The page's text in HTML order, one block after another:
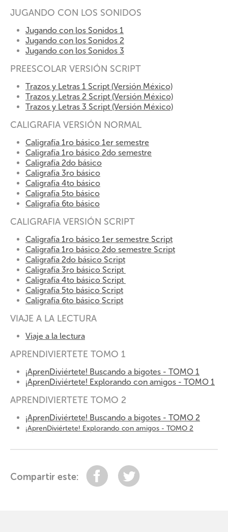
JUGANDO CON LOS SONIDOS
Jugando con los Sonidos 1
Jugando con los Sonidos 2
Jugando con los Sonidos 3
PREESCOLAR VERSIÓN SCRIPT
Trazos y Letras 1 Script (Versión México)
Trazos y Letras 2 Script (Versión México)
Trazos y Letras 3 Script (Versión México)
CALIGRAFIA VERSIÓN NORMAL
Caligrafía 1ro básico 1er semestre
Caligrafía 1ro básico 2do semestre
Caligrafía 2do básico
Caligrafía 3ro básico
Caligrafía 4to básico
Caligrafía 5to básico
Caligrafía 6to básico
CALIGRAFIA VERSIÓN SCRIPT
Caligrafía 1ro básico 1er semestre Script
Caligrafía 1ro básico 2do semestre Script
Caligrafía 2do básico Script
Caligrafía 3ro básico Script
Caligrafía 4to básico Script
Caligrafía 5to básico Script
Caligrafía 6to básico Script
VIAJE A LA LECTURA
Viaje a la lectura
APRENDIVIERTETE TOMO 1
¡AprenDiviértete! Buscando a bigotes - TOMO 1
¡AprenDiviértete! Explorando con amigos - TOMO 1
APRENDIVIERTETE TOMO 2
¡AprenDiviértete! Buscando a bigotes - TOMO 2
¡AprenDiviértete! Explorando con amigos - TOMO 2
Compartir este:
Compartir